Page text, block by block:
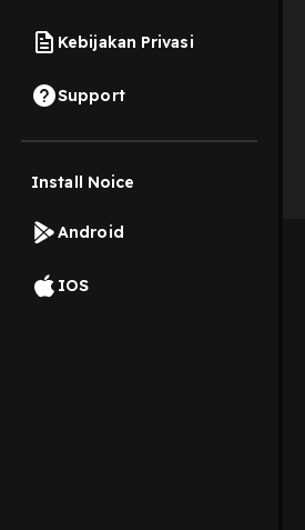
Kebijakan Privasi
Support
Install Noice
Android
IOS